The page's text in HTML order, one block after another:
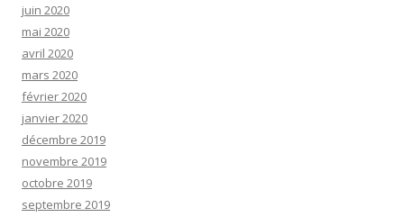
juin 2020
mai 2020
avril 2020
mars 2020
février 2020
janvier 2020
décembre 2019
novembre 2019
octobre 2019
septembre 2019